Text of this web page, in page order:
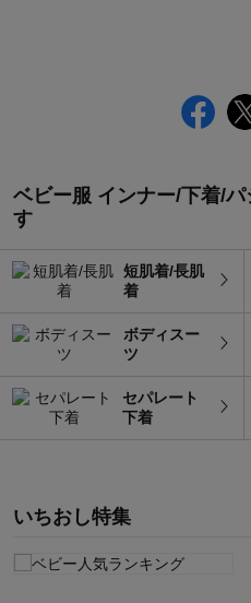
ベビー服 インナー/下着/
す
短肌着/長肌
着
ボディスー
ツ
セパレート
下着
いちおし特集